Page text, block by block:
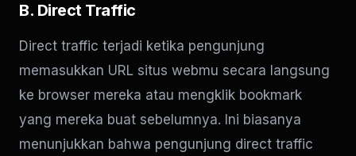
B. Direct Traffic
Direct traffic terjadi ketika pengunjung
memasukkan URL situs webmu secara langsung
ke browser mereka atau mengklik bookmark
yang mereka buat sebelumnya. Ini biasanya
menunjukkan bahwa pengunjung direct traffic